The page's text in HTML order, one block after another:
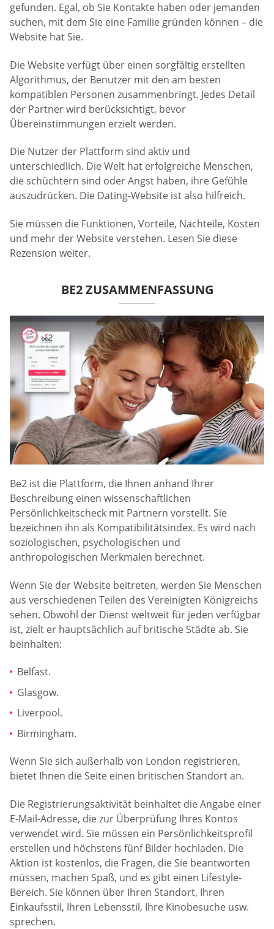
gefunden. Egal, ob Sie Kontakte haben oder jemanden
suchen, mit dem Sie eine Familie gründen können – die
Website hat Sie.
Die Website verfügt über einen sorgfältig erstellten
Algorithmus, der Benutzer mit den am besten
kompatiblen Personen zusammenbringt. Jedes Detail
der Partner wird berücksichtigt, bevor
Übereinstimmungen erzielt werden.
Die Nutzer der Plattform sind aktiv und
unterschiedlich. Die Welt hat erfolgreiche Menschen,
die schüchtern sind oder Angst haben, ihre Gefühle
auszudrücken. Die Dating-Website ist also hilfreich.
Sie müssen die Funktionen, Vorteile, Nachteile, Kosten
und mehr der Website verstehen. Lesen Sie diese
Rezension weiter.
BE2 ZUSAMMENFASSUNG
Be2 ist die Plattform, die Ihnen anhand Ihrer
Beschreibung einen wissenschaftlichen
Persönlichkeitscheck mit Partnern vorstellt. Sie
bezeichnen ihn als Kompatibilitätsindex. Es wird nach
soziologischen, psychologischen und
anthropologischen Merkmalen berechnet.
Wenn Sie der Website beitreten, werden Sie Menschen
aus verschiedenen Teilen des Vereinigten Königreichs
sehen. Obwohl der Dienst weltweit für jeden verfügbar
ist, zielt er hauptsächlich auf britische Städte ab. Sie
beinhalten:
Belfast.
Glasgow.
Liverpool.
Birmingham.
Wenn Sie sich außerhalb von London registrieren,
bietet Ihnen die Seite einen britischen Standort an.
Die Registrierungsaktivität beinhaltet die Angabe einer
E-Mail-Adresse, die zur Überprüfung Ihres Kontos
verwendet wird. Sie müssen ein Persönlichkeitsprofil
erstellen und höchstens fünf Bilder hochladen. Die
Aktion ist kostenlos, die Fragen, die Sie beantworten
müssen, machen Spaß, und es gibt einen Lifestyle-
Bereich. Sie können über Ihren Standort, Ihren
Einkaufsstil, Ihren Lebensstil, Ihre Kinobesuche usw.
sprechen.